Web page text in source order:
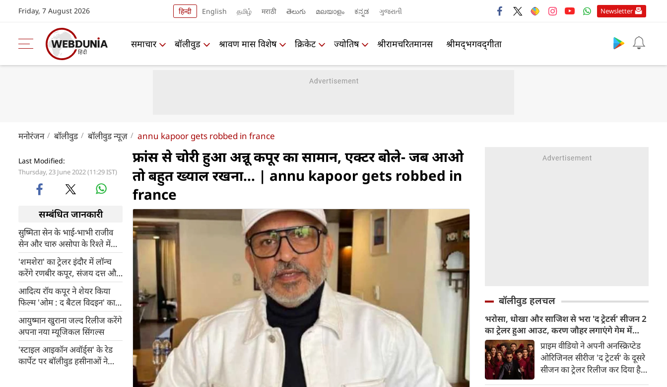
Friday, 7 August 2026 हिन्दी English தமிழ் मराठी తెలుగు മലയാളം ಕನ್ನಡ ગુજરાતી Newsletter
समाचार बॉलीवुड श्रावण मास विशेष क्रिकेट ज्योतिष श्रीरामचरितमानस श्रीमद्‍भगवद्‍गीता
मनोरंजन बॉलीवुड बॉलीवुड न्यूज़ annu kapoor gets robbed in france
Last Modified:
Thursday, 23 June 2022 (11:29 IST)
सम्बंधित जानकारी
सुष्मिता सेन के भाई-भाभी राजीव
सेन और चारु असोपा के रिश्ते में
आई दरार, अलग होने के लिए
अपनाया कानूनी रास्ता!
'शमशेरा' का ट्रेलर इंदौर में लॉन्च
करेंगे रणबीर कपूर, संजय दत्त और
वाणी कपूर
आदित्य रॉय कपूर ने शेयर किया
फिल्म 'ओम : द बैटल विदइन' का
बीटीएस वीडियो
आयुष्मान खुराना जल्द रिलीज करेंगे
अपना नया म्यूजिकल सिंगल्स
'स्टाइल आइकॉन अवॉर्ड्स' के रेड
कार्पेट पर बॉलीवुड हसीनाओं ने
फ्रांस से चोरी हुआ अन्नू कपूर का सामान, एक्टर बोले- जब आओ
तो बहुत ख्याल रखना... | annu kapoor gets robbed in
france
बॉलीवुड हलचल
भरोसा, धोखा और साजिश से भरा 'द ट्रेटर्स' सीजन 2
का ट्रेलर हुआ आउट, करण जौहर लगाएंगे गेम में
तड़का
प्राइम वीडियो ने अपनी अनस्क्रिप्टेड
ओरिजिनल सीरीज 'द ट्रेटर्स' के दूसरे
सीजन का ट्रेलर रिलीज कर दिया है।